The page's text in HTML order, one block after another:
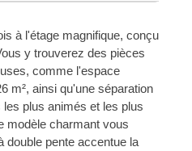
à l'étage magnifique, conçu
y trouverez des pièces
comme l'espace
m², ainsi qu'une séparation
plus animés et les plus
modèle charmant vous
double pente accentue la